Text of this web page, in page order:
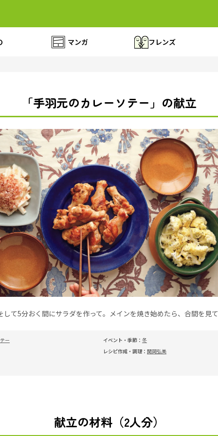
マンガ フレンズ
「手羽元のカレーソテー」の献立
して5分おく間にサラダを作って。メインを焼き始めたら、合間を見
ー イベント・季節： 冬
レシピ作成・調理： 関岡弘美
献立の材料（2人分）